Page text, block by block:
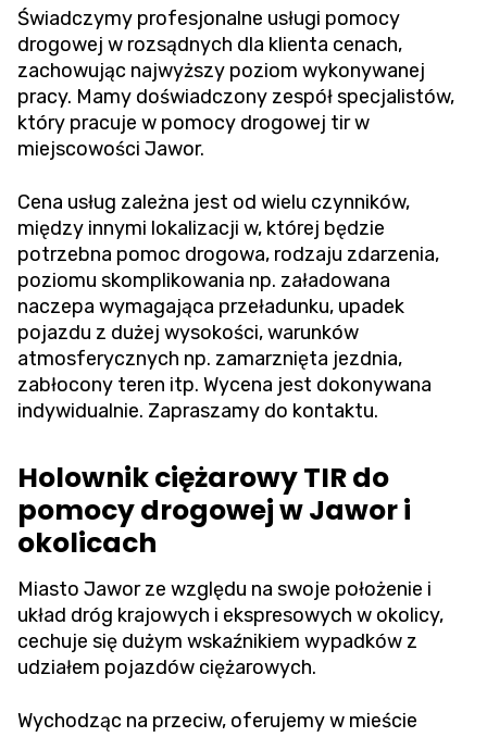
Świadczymy profesjonalne usługi pomocy
drogowej w rozsądnych dla klienta cenach,
zachowując najwyższy poziom wykonywanej
pracy. Mamy doświadczony zespół specjalistów,
który pracuje w pomocy drogowej tir w
miejscowości Jawor.
Cena usług zależna jest od wielu czynników,
między innymi lokalizacji w, której będzie
potrzebna pomoc drogowa, rodzaju zdarzenia,
poziomu skomplikowania np. załadowana
naczepa wymagająca przeładunku, upadek
pojazdu z dużej wysokości, warunków
atmosferycznych np. zamarznięta jezdnia,
zabłocony teren itp. Wycena jest dokonywana
indywidualnie. Zapraszamy do kontaktu.
Holownik ciężarowy TIR do
pomocy drogowej w Jawor i
okolicach
Miasto Jawor ze względu na swoje położenie i
układ dróg krajowych i ekspresowych w okolicy,
cechuje się dużym wskaźnikiem wypadków z
udziałem pojazdów ciężarowych.
Wychodząc na przeciw, oferujemy w mieście